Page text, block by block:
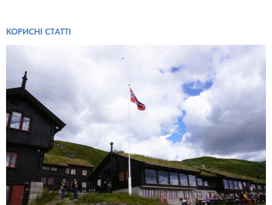
КОРИСНІ СТАТТІ